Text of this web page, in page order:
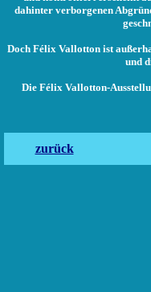
dahinter verborgenen
Doch Félix Vallotton ist
und
Die Félix Vallotton-
zurück